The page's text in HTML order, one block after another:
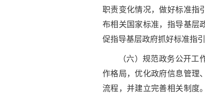
职责变化情况，做好标准指
布相关国家标准，指导基层
促指导基层政府抓好标准指引
（六）规范政务公开
作格局，优化政府信息管理
流程，并建立完善相关制度